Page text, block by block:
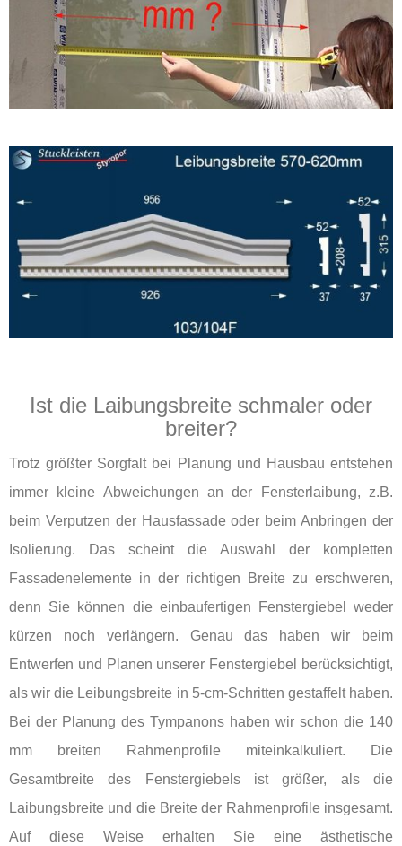
Ist die Laibungsbreite schmaler oder
breiter?
Trotz größter Sorgfalt bei Planung und Hausbau entstehen
immer kleine Abweichungen an der Fensterlaibung, z.B.
beim Verputzen der Hausfassade oder beim Anbringen der
Isolierung. Das scheint die Auswahl der kompletten
Fassadenelemente in der richtigen Breite zu erschweren,
denn Sie können die einbaufertigen Fenstergiebel weder
kürzen noch verlängern. Genau das haben wir beim
Entwerfen und Planen unserer Fenstergiebel berücksichtigt,
als wir die Leibungsbreite in 5-cm-Schritten gestaffelt haben.
Bei der Planung des Tympanons haben wir schon die 140
mm breiten Rahmenprofile miteinkalkuliert. Die
Gesamtbreite des Fenstergiebels ist größer, als die
Laibungsbreite und die Breite der Rahmenprofile insgesamt.
Auf diese Weise erhalten Sie eine ästhetische